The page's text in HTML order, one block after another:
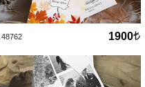
48762 1900